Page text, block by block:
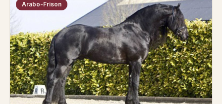
Arabo-Frison